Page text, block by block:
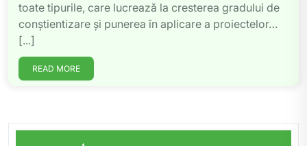
toate tipurile, care lucrează la cresterea gradului de
conștientizare și punerea în aplicare a proiectelor…
[...]
READ MORE